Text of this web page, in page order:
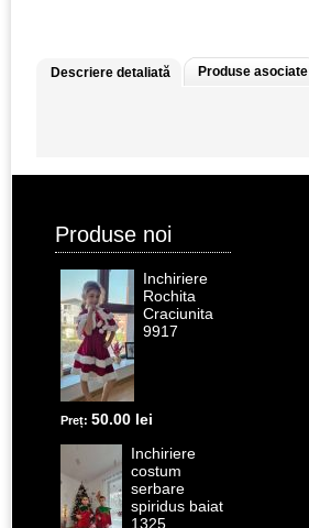
Descriere detaliată Produse asociate
Produse noi
Inchiriere
Rochita
Craciunita
9917
Preț: 50.00 lei
Inchiriere
costum
serbare
spiridus baiat
1325